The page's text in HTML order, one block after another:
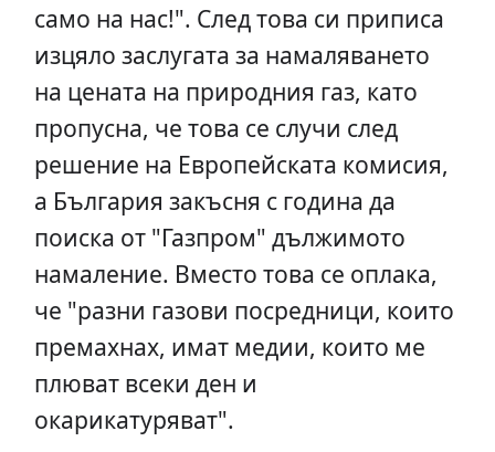
само на нас!". След това си приписа
изцяло заслугата за намаляването
на цената на природния газ, като
пропусна, че това се случи след
решение на Европейската комисия,
а България закъсня с година да
поиска от "Газпром" дължимото
намаление. Вместо това се оплака,
че "разни газови посредници, които
премахнах, имат медии, които ме
плюват всеки ден и
окарикатуряват".